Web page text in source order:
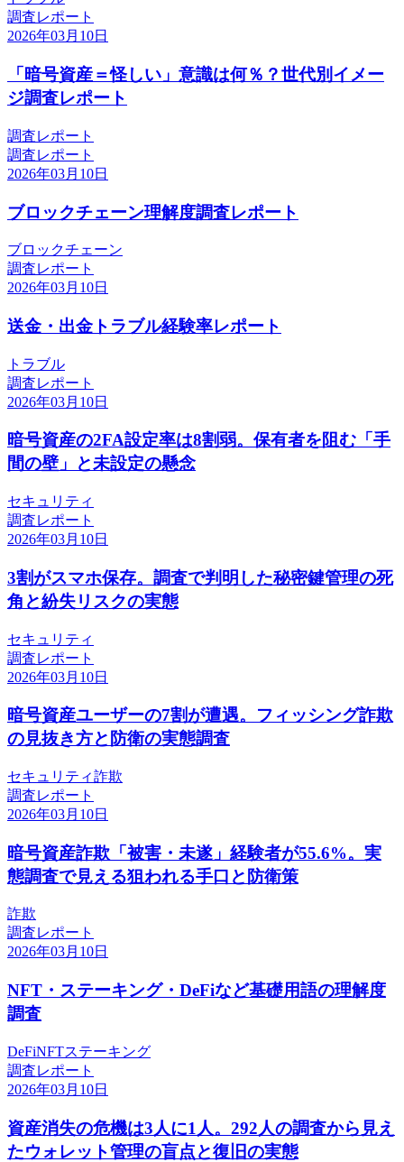
調査レポート
2026年03月10日
「暗号資産＝怪しい」意識は何％？世代別イメー
ジ調査レポート
調査レポート
調査レポート
2026年03月10日
ブロックチェーン理解度調査レポート
ブロックチェーン
調査レポート
2026年03月10日
送金・出金トラブル経験率レポート
トラブル
調査レポート
2026年03月10日
暗号資産の2FA設定率は8割弱。保有者を阻む「手
間の壁」と未設定の懸念
セキュリティ
調査レポート
2026年03月10日
3割がスマホ保存。調査で判明した秘密鍵管理の死
角と紛失リスクの実態
セキュリティ
調査レポート
2026年03月10日
暗号資産ユーザーの7割が遭遇。フィッシング詐欺
の見抜き方と防衛の実態調査
セキュリティ詐欺
調査レポート
2026年03月10日
暗号資産詐欺「被害・未遂」経験者が55.6%。実
態調査で見える狙われる手口と防衛策
詐欺
調査レポート
2026年03月10日
NFT・ステーキング・DeFiなど基礎用語の理解度
調査
DeFiNFTステーキング
調査レポート
2026年03月10日
資産消失の危機は3人に1人。292人の調査から見え
たウォレット管理の盲点と復旧の実態